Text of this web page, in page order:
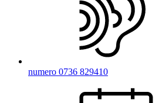
numero 0736 829410